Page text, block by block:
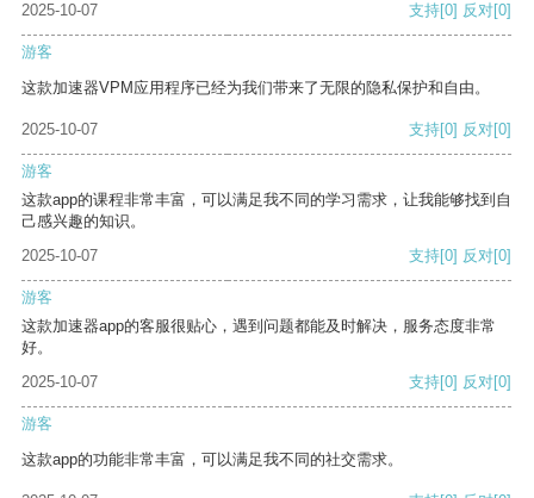
2025-10-07
支持[0] 反对[0]
游客
这款加速器VPM应用程序已经为我们带来了无限的隐私保护和自由。
2025-10-07 支持[0] 反对[0]
游客
这款app的课程非常丰富，可以满足我不同的学习需求，让我能够找到自
己感兴趣的知识。
2025-10-07
支持[0] 反对[0]
游客
这款加速器app的客服很贴心，遇到问题都能及时解决，服务态度非常
好。
2025-10-07
支持[0] 反对[0]
游客
这款app的功能非常丰富，可以满足我不同的社交需求。